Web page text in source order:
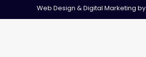
Web Design & Digital Marketing by